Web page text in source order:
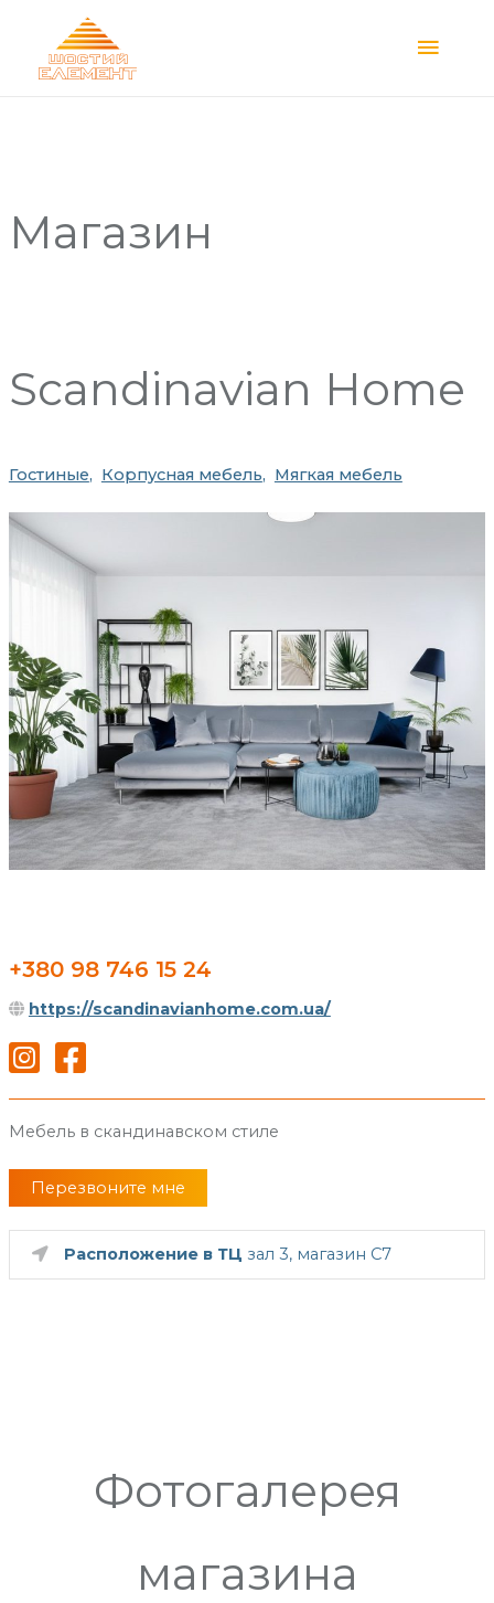
Main
Магазин
Scandinavian Home
Гостиные Корпусная мебель Мягкая мебель
+380 98 746 15 24
https://scandinavianhome.com.ua/
Мебель в скандинавском стиле
Перезвоните мне
Расположение в ТЦ зал 3, магазин C7
Фотогалерея
магазина